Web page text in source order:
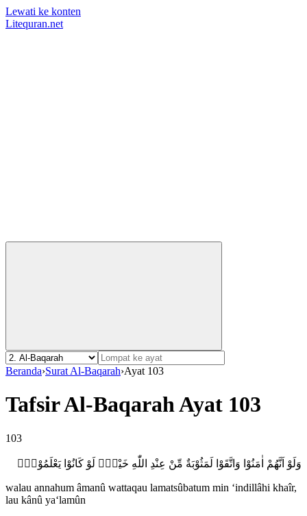
Lewati ke konten
Litequran.net
Beranda›Surat Al-Baqarah›Ayat 103
Tafsir Al-Baqarah Ayat 103
103
وَلَوْ اَنَّهُمْ اٰمَنُوْا وَاتَّقَوْا لَمَثُوْبَةٌ مِّنْ عِنْدِ اللّٰهِ خَيْرٌۗ لَوْ كَانُوْا يَعْلَمُوْنَࣖ
walau annahum âmanû wattaqau lamatsûbatum min ‘indillâhi khaîr,
lau kânû ya‘lamûn